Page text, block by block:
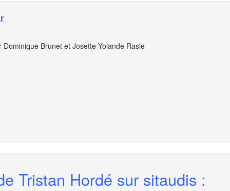
Brunet et Josette-Yolande Rasle
Tristan Hordé sur sitaudis :